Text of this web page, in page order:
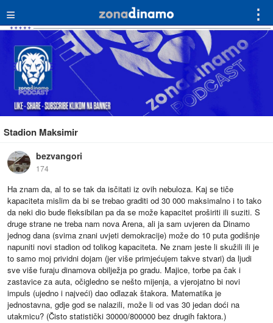
≡ ⋮
Stadion Maksimir
bezvangori
174
Ha znam da, al to se tak da isčitati iz ovih nebuloza. Kaj se tiče
kapaciteta mislim da bi se trebao graditi od 30 000 maksimalno i to tako
da neki dio bude fleksibilan pa da se može kapacitet proširiti ili suziti. S
druge strane ne treba nam nova Arena, ali ja sam uvjeren da Dinamo
jednog dana (svima znani uvjeti demokracije) može do 10 puta godišnje
napuniti novi stadion od tolikog kapaciteta. Ne znam jeste li skužili ili je
to samo moj prividni dojam (jer više primjećujem takve stvari) da ljudi
sve više furaju dinamova obilježja po gradu. Majice, torbe pa čak i
zastavice za auta, očigledno se nešto mijenja, a vjerojatno bi novi
impuls (ujedno i najveći) dao odlazak štakora. Matematika je
jednostavna, gdje god se nalazili, može li od vas 30 jedan doći na
utakmicu? (Čisto statistički 30000/800000 bez drugih faktora.)